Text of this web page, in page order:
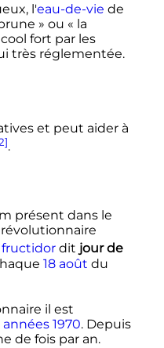
l'eau-de-vie de
» ou « la
fort par les
très réglementée.
et peut aider à
.
présent dans le
fructidordit jour de
18 août du
il est
années 1970. Depuis
de fois par an.